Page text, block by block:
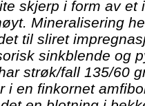
skjerp i form av et
Mineralisering
til sliret
sinkblende og
strøk/fall 135/60
i en finkornet